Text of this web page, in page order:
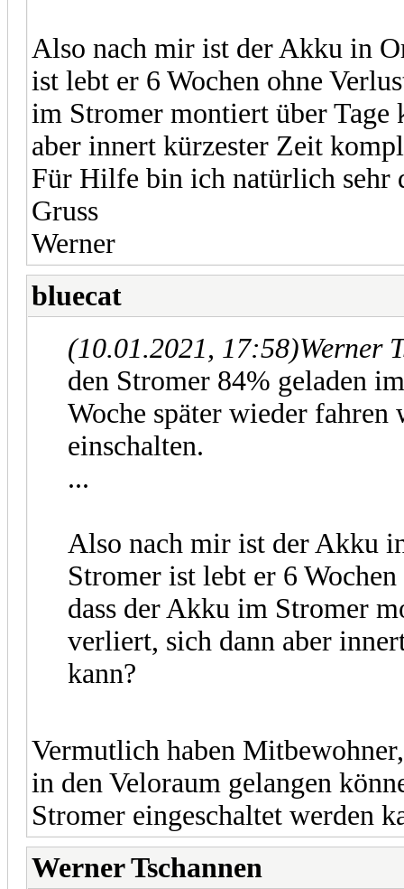
Also nach mir ist der Akku in
ist lebt er 6 Wochen ohne
im Stromer montiert über Tage
aber innert kürzester Zeit
Für Hilfe bin ich natürlich sehr
Gruss
Werner
bluecat
(10.01.2021, 17:58)Werner
den Stromer 84% geladen
Woche später wieder
einschalten.
...
Also nach mir ist der Akku
Stromer ist lebt er 6
dass der Akku im Stromer
verliert, sich dann aber
kann?
Vermutlich haben
in den Veloraum gelangen
Stromer eingeschaltet werden
Werner Tschannen